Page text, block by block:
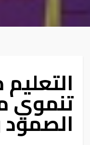
تنموي
الصمود